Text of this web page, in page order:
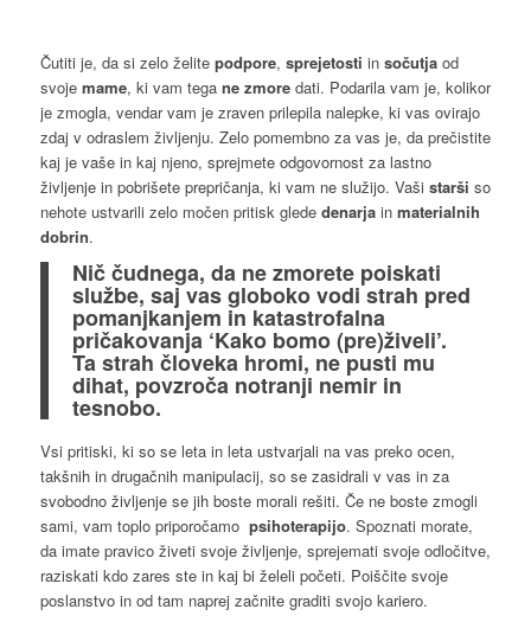
Čutiti je, da si zelo želite podpore, sprejetosti in sočutjaod
svoje mame, ki vam tega ne zmoredati. Podarila vam je, kolikor
je zmogla, vendar vam je zraven prilepila nalepke, ki vas ovirajo
zdaj v odraslem življenju. Zelo pomembno za vas je, da prečistite
kaj je vaše in kaj njeno, sprejmete odgovornost za lastno
življenje in pobrišete prepričanja, ki vam ne služijo. Vaši starši so
nehote ustvarili zelo močen pritisk glede denarjain materialnih
dobrin.
Nič čudnega, da ne zmorete poiskati
službe, saj vas globoko vodistrah pred
pomanjkanjem in katastrofalna
pričakovanja‘Kako bomo (pre)živeli’.
Tastrah človeka hromi, ne pusti mu
dihat, povzroča notranji nemirin
tesnobo.
Vsi pritiski, ki so se leta in leta ustvarjali na vas preko ocen,
takšnih in drugačnih manipulacij, so se zasidrali v vas in za
svobodno življenje se jih boste morali rešiti. Če ne boste zmogli
sami, vam toplo priporočamo psihoterapijo. Spoznati morate,
da imate pravico živeti svoje življenje, sprejemati svoje odločitve,
raziskati kdo zares ste in kaj bi želeli početi. Poiščite svoje
poslanstvo in od tam naprej začnite graditi svojo kariero.